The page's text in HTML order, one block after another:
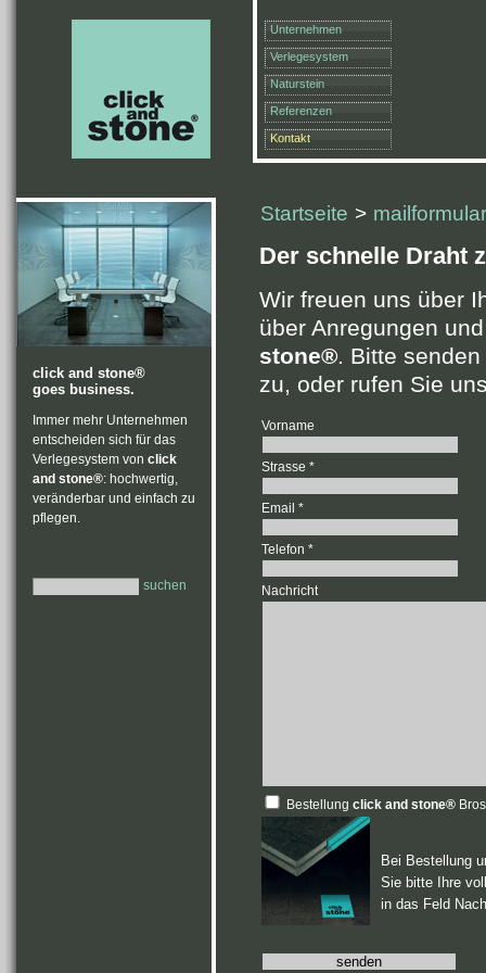
Unternehmen
Verlegesystem
Naturstein
Referenzen
Kontakt
Startseite > mailformular
Der schnelle Draht
Wir freuen uns über
über Anregungen
stone®. Bitte
zu, oder rufen Sie
Vorname
Strasse *
Email *
Telefon *
Nachricht
Bestellung click and stone®
Bei Bestellung
Sie bitte Ihre
in das Feld
click and stone®
goes business.
Immer mehr Unternehmen
entscheiden sich für das
Verlegesystem von click
and stone®: hochwertig,
veränderbar und einfach zu
pflegen.
suchen